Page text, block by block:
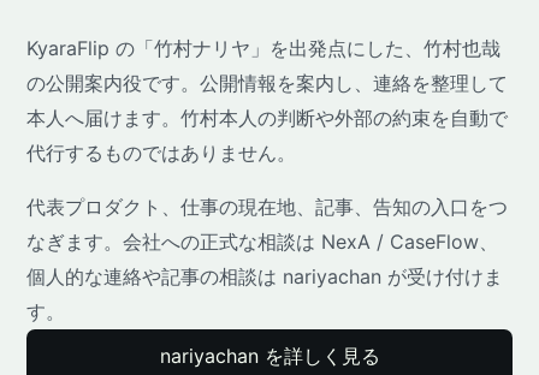
KyaraFlip の「竹村ナリヤ」を出発点にした、竹村也哉
の公開案内役です。公開情報を案内し、連絡を整理して
本人へ届けます。竹村本人の判断や外部の約束を自動で
代行するものではありません。
代表プロダクト、仕事の現在地、記事、告知の入口をつ
なぎます。会社への正式な相談は NexA / CaseFlow、
個人的な連絡や記事の相談は nariyachan が受け付けま
す。
nariyachan を詳しく見る